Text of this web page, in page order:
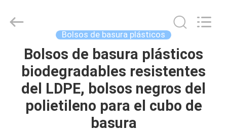
HOGAR
PRODUCTOS
SOBRE
Material
Bolsos de basura plásticos
Bolsos de basura plásticos
biodegradables resistentes
del LDPE, bolsos negros del
polietileno para el cubo de
basura